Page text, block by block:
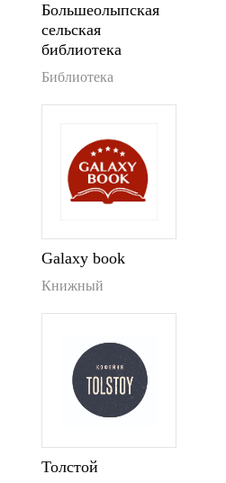
Большеолыпская
сельская
библиотека
Библиотека
Galaxy book
Книжный
Толстой